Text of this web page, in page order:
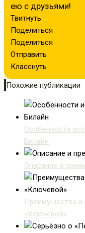
ею с друзьями!
Твитнуть
Поделиться
Поделиться
Отправить
Класснуть
Похожие публикации
Особенности
Билайн
Описание и
Преимущества и
«Ключевой»